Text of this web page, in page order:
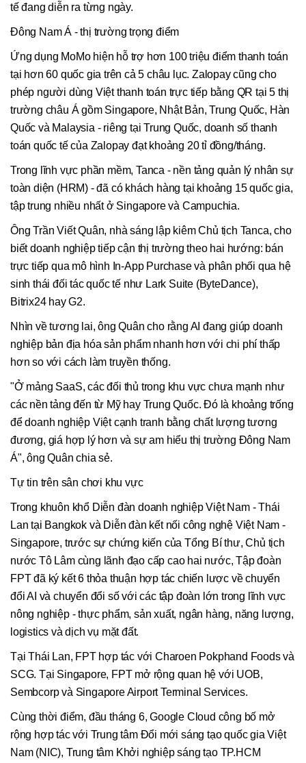
tế đang diễn ra từng ngày.
Đông Nam Á - thị trường trọng điểm
Ứng dụng MoMo hiện hỗ trợ hơn 100 triệu điểm thanh toán
tại hơn 60 quốc gia trên cả 5 châu lục. Zalopay cũng cho
phép người dùng Việt thanh toán trực tiếp bằng QR tại 5 thị
trường châu Á gồm Singapore, Nhật Bản, Trung Quốc, Hàn
Quốc và Malaysia - riêng tại Trung Quốc, doanh số thanh
toán quốc tế của Zalopay đạt khoảng 20 tỉ đồng/tháng.
Trong lĩnh vực phần mềm, Tanca - nền tảng quản lý nhân sự
toàn diện (HRM) - đã có khách hàng tại khoảng 15 quốc gia,
tập trung nhiều nhất ở Singapore và Campuchia.
Ông Trần Viết Quân, nhà sáng lập kiêm Chủ tịch Tanca, cho
biết doanh nghiệp tiếp cận thị trường theo hai hướng: bán
trực tiếp qua mô hình In-App Purchase và phân phối qua hệ
sinh thái đối tác quốc tế như Lark Suite (ByteDance),
Bitrix24 hay G2.
Nhìn về tương lai, ông Quân cho rằng AI đang giúp doanh
nghiệp bản địa hóa sản phẩm nhanh hơn với chi phí thấp
hơn so với cách làm truyền thống.
"Ở mảng SaaS, các đối thủ trong khu vực chưa mạnh như
các nền tảng đến từ Mỹ hay Trung Quốc. Đó là khoảng trống
để doanh nghiệp Việt cạnh tranh bằng chất lượng tương
đương, giá hợp lý hơn và sự am hiểu thị trường Đông Nam
Á", ông Quân chia sẻ.
Tự tin trên sân chơi khu vực
Trong khuôn khổ Diễn đàn doanh nghiệp Việt Nam - Thái
Lan tại Bangkok và Diễn đàn kết nối công nghệ Việt Nam -
Singapore, trước sự chứng kiến của Tổng Bí thư, Chủ tịch
nước Tô Lâm cùng lãnh đạo cấp cao hai nước, Tập đoàn
FPT đã ký kết 6 thỏa thuận hợp tác chiến lược về chuyển
đổi AI và chuyển đổi số với các tập đoàn lớn trong lĩnh vực
nông nghiệp - thực phẩm, sản xuất, ngân hàng, năng lượng,
logistics và dịch vụ mặt đất.
Tại Thái Lan, FPT hợp tác với Charoen Pokphand Foods và
SCG. Tại Singapore, FPT mở rộng quan hệ với UOB,
Sembcorp và Singapore Airport Terminal Services.
Cùng thời điểm, đầu tháng 6, Google Cloud công bố mở
rộng hợp tác với Trung tâm Đổi mới sáng tạo quốc gia Việt
Nam (NIC), Trung tâm Khởi nghiệp sáng tạo TP.HCM